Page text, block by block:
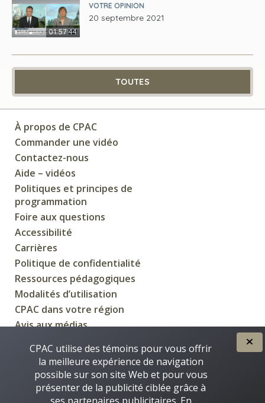
01:57:44
VOTRE OPINION
20 septembre 2021
TOUTES
À propos de CPAC
Commander une vidéo
Contactez-nous
Aide – vidéos
Politiques et principes de
programmation
Foire aux questions
Accessibilité
Carrières
Politique de confidentialité
Ressources pédagogiques
Modalités d’utilisation
CPAC dans votre région
Avis aux médias
CRÉÉE POUR VOUS PAR
CPAC utilise des témoins pour vous offrir
la meilleure expérience de navigation
possible sur son site Web et pour vous
présenter de la publicité ciblée grâce à